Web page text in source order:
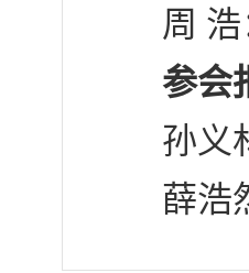
周 浩
参会
孙义
薛浩